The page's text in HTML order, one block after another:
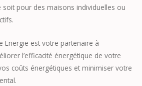
soit pour des maisons individuelles ou
Energie est votre partenaire à
l’efficacité énergétique de votre
coûts énergétiques et minimiser votre